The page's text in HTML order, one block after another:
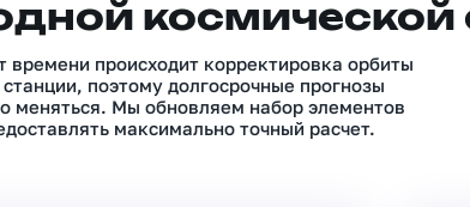
космической
времени происходит корректировка орбиты
поэтому долгосрочные прогнозы
меняться. Мы обновляем набор элементов
максимально точный расчет.